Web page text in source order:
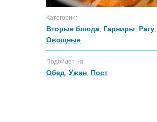
Категории:
Вторые блюда Гарниры Рагу
Овощные
Подойдет на:
Обед Ужин Пост